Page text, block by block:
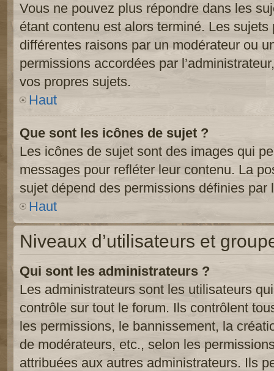
Vous ne pouvez plus répondre dans les
étant contenu est alors terminé. Les
différentes raisons par un modérateur ou
permissions accordées par
vos propres sujets.
Haut
Que sont les icônes de sujet ?
Les icônes de sujet sont des images qui
messages pour refléter leur contenu. La
sujet dépend des permissions définies par
Haut
Niveaux d’utilisateurs et
Qui sont les administrateurs ?
Les administrateurs sont les utilisateurs
contrôle sur tout le forum. Ils contrôlent
les permissions, le bannissement, la
de modérateurs, etc., selon les
attribuées aux autres administrateurs. Ils